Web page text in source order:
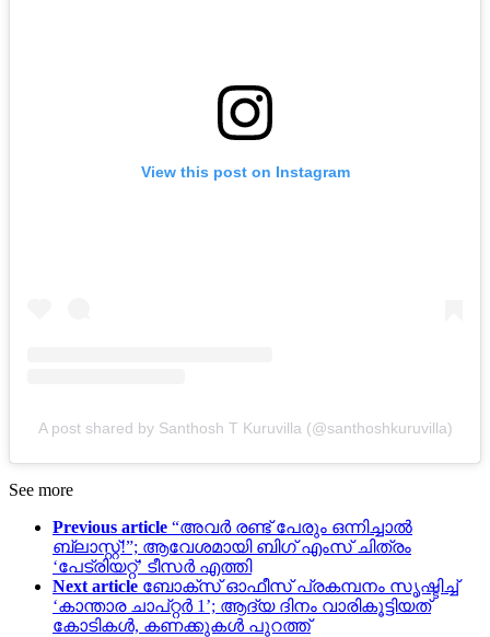
View this post on Instagram
A post shared by Santhosh T Kuruvilla (@santhoshkuruvilla)
See more
Previous article “അവർ രണ്ട് പേരും ഒന്നിച്ചാൽ
ബ്ലാസ്റ്റ്!”; ആവേശമായി ബിഗ് എംസ് ചിത്രം
‘പേട്രിയറ്റ്’ ടീസർ എത്തി
Next article ബോക്സ് ഓഫീസ് പ്രകമ്പനം സൃഷ്ടിച്ച്
‘കാന്താര ചാപ്റ്റർ 1’; ആദ്യ ദിനം വാരികൂട്ടിയത്
കോടികൾ, കണക്കുകൾ പുറത്ത്